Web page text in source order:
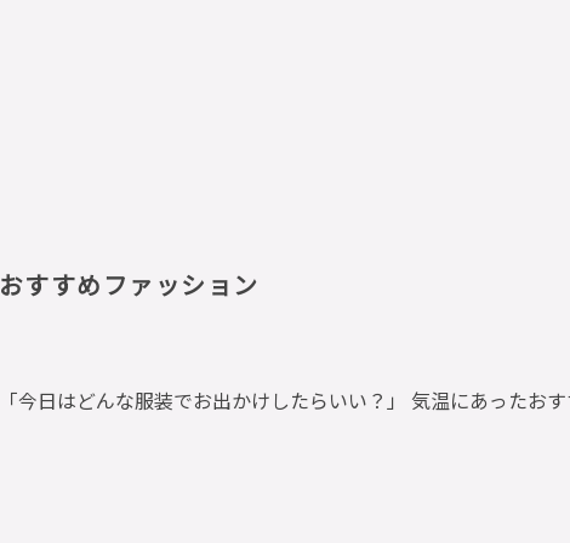
おすすめファッション
「今日はどんな服装でお出かけしたらいい？」 気温にあったお